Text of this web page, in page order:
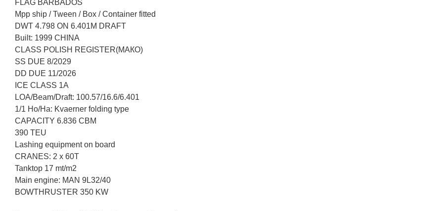
FLAG BARBADOS
Mpp ship / Tween / Box / Container fitted
DWT 4.798 ON 6.401M DRAFT
Built: 1999 CHINA
CLASS POLISH REGISTER(МАКО)
SS DUE 8/2029
DD DUE 11/2026
ICE CLASS 1A
LOA/Beam/Draft: 100.57/16.6/6.401
1/1 Ho/Ha: Kvaerner folding type
CAPACITY 6.836 CBM
390 TEU
Lashing equipment on board
CRANES: 2 x 60T
Tanktop 17 mt/m2
Main engine: MAN 9L32/40
BOWTHRUSTER 350 KW